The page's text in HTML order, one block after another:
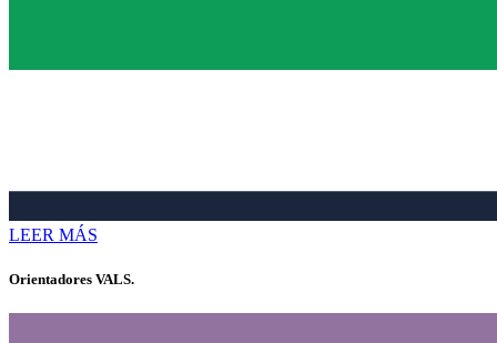
LEER MÁS
Orientadores VALS.